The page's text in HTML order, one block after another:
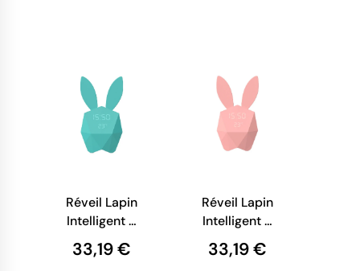
Réveil Lapin
Intelligent -
Mobility on
Board -
33,19 €
Réveil Lapin
Intelligent -
Mobility on
Board -
33,19 €